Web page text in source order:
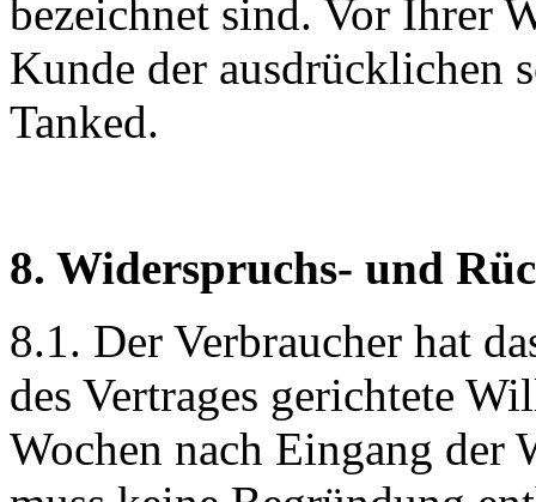
bezeichnet sind. Vor Ihrer
Kunde der ausdrücklichen
Tanked.
8. Widerspruchs- und
8.1. Der Verbraucher hat
des Vertrages gerichtete
Wochen nach Eingang der